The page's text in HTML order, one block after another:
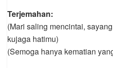
Terjemahan:
(Mari saling mencintai,
kujaga hatimu)
(Semoga hanya kematian